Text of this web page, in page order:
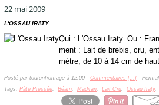
22 mai 2009
L'OSSAU IRATY
Qui : L'Ossau Iraty. Ou :
ment : Lait de brebis, cru,
mètre, de 10 à 14 cm de
Posté par toutunfromage à 12:00 - Commentaires […] -
Tags: Pâte Pressée, Béarn, Madiran, Lait Cru, Ossau Iraty,